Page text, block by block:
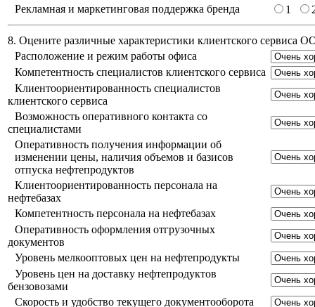
Рекламная и маркетинговая поддержка бренда
1
8. Оцените различные характеристики клиентского сервиса
Расположение и режим работы офиса
Компетентность специалистов клиентского сервиса
Клиентоориентированность специалистов
клиентского сервиса
Возможность оперативного контакта со
специалистами
Оперативность получения информации об
изменении цены, наличия объемов и базисов
отпуска нефтепродуктов
Клиентоориентированность персонала на
нефтебазах
Компетентность персонала на нефтебазах
Оперативность оформления отгрузочных
документов
Уровень мелкооптовых цен на нефтепродукты
Уровень цен на доставку нефтепродуктов
бензовозами
Скорость и удобство текущего документооборота